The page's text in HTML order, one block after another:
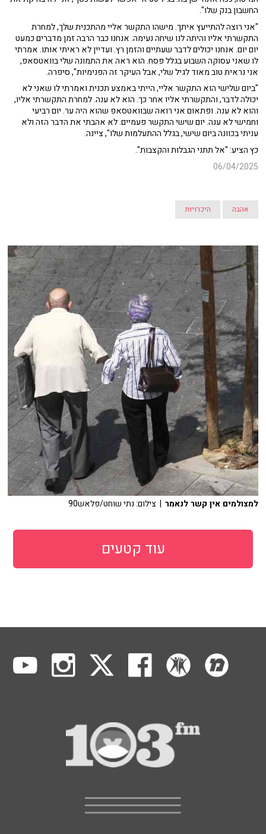
החשבון בנק שלו".
"אני רוצה להתייעץ איתך. מישהו התקשר אליי מהתכנית שלך, למחרת
התקשרתי אליו והיתה לנו שיחה נעימה. אנחנו כבר הרבה זמן מדברים כמעט
יום יום. אנחנו יכולים לדבר שעתיים והזמן רץ. ועדיין לא ראיתי אותו. אמרתי
לו שאני עסוקה השבוע בגלל פסח. הוא ראה את התמונה שלי בוואטסאפ,
אני נראית טוב מאוד לגיל שלי, אבל העיקר זה הפנימיות", סיפרה.
"ביום שלישי הוא התקשר אליי, הייתי באמצע תכנית ואמרתי לו שאני לא
יכולה לדבר, והתקשרתי אליו אחר כך. הוא לא ענה. למחרת התקשרתי אליו,
והוא לא ענה. ופתאום אני רואה שבוואטסאפ שהוא היה ער. יום רביעי
וחמישי לא ענה. יום שישי התקשר פעמיים. לא אהבתי את הדבר הזה ולא
עניתי בכוונה ביום שישי, בגלל ההתעלמות שלו", ציינה.
כץ הציע: "אל תתני הגבלות והקצבות".
06/04/2025
אהבה היכרויות
למצולמים אין קשר לנאמר | צילום: נתי שוחט/פלאש90
עוד קטעים